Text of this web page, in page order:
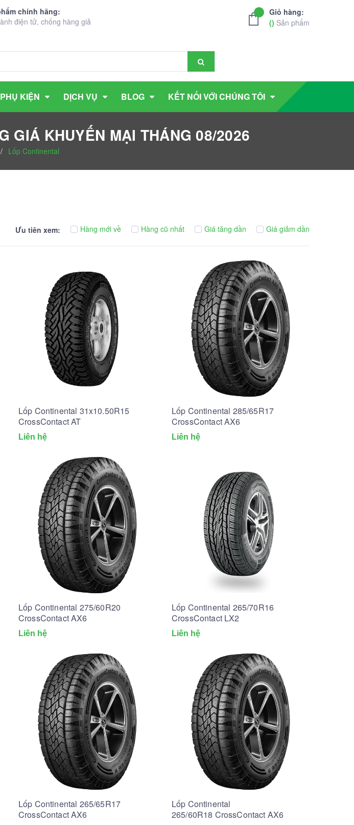
chính hãng:
điện tử, chống hàng giả
Giỏ hàng:
() Sản phẩm
PHỤ KIỆN DỊCH VỤ BLOG KẾT NỐI VỚI CHÚNG TÔI
KHUYẾN MẠI THÁNG 08/2026
/ Lốp Continental
Ưu tiên xem: Hàng mới về Hàng cũ nhất Giá tăng dần Giá giảm dần
Lốp Continental 31x10.50R15
CrossContact AT
Liên hệ
Lốp Continental 285/65R17
CrossContact AX6
Liên hệ
Lốp Continental 275/60R20
CrossContact AX6
Liên hệ
Lốp Continental 265/70R16
CrossContact LX2
Liên hệ
Lốp Continental 265/65R17
CrossContact AX6
Lốp Continental
265/60R18 CrossContact AX6